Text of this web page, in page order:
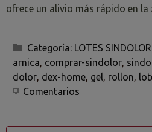
ofrece un alivio más rápido en la
Categoría: LOTES
arnica comprar-sindolor
dolor dex-home gel rollon
Comentarios